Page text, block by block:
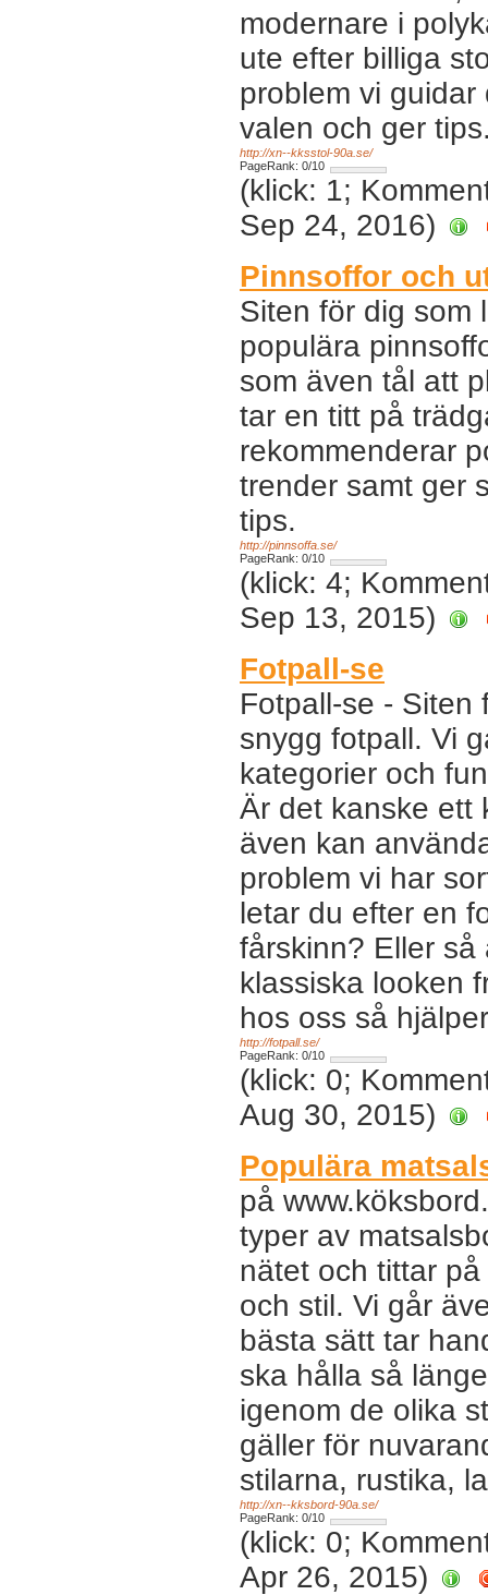
modernare i
ute efter billiga
problem vi
valen och ger
http://xn--kksstol-90a.se/
PageRank: 0/10
(klick: 1;
Sep 24, 2016)
Pinnsoffor och
Siten för dig som
populära
som även tål att
tar en titt på
rekommenderar
trender samt ger
tips.
http://pinnsoffa.se/
PageRank: 0/10
(klick: 4;
Sep 13, 2015)
Fotpall-se
Fotpall-se - Siten
snygg fotpall. Vi
kategorier och
Är det kanske ett
även kan
problem vi har
letar du efter en
fårskinn? Eller
klassiska looken
hos oss så
http://fotpall.se/
PageRank: 0/10
(klick: 0;
Aug 30, 2015)
Populära
på
typer av
nätet och tittar
och stil. Vi går
bästa sätt tar
ska hålla så
igenom de olika
gäller för
stilarna, rustika,
http://xn--kksbord-90a.se/
PageRank: 0/10
(klick: 0;
Apr 26, 2015)